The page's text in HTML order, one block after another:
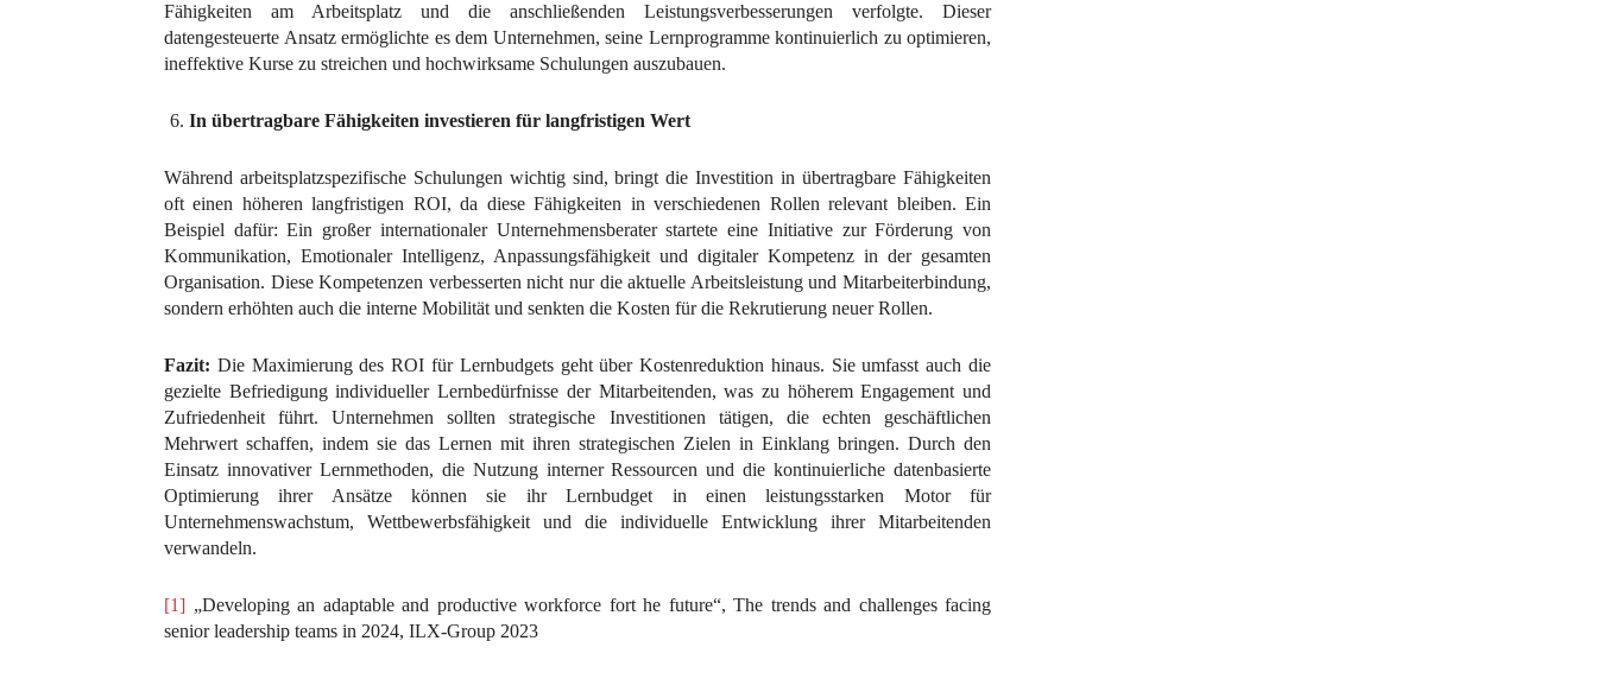
Fähigkeiten am Arbeitsplatz und die anschließenden Leistungsverbesserungen verfolgte. Dieser
datengesteuerte Ansatz ermöglichte es dem Unternehmen, seine Lernprogramme kontinuierlich zu optimieren,
ineffektive Kurse zu streichen und hochwirksame Schulungen auszubauen.
In übertragbare Fähigkeiten investieren für langfristigen Wert
Während arbeitsplatzspezifische Schulungen wichtig sind, bringt die Investition in übertragbare Fähigkeiten
oft einen höheren langfristigen ROI, da diese Fähigkeiten in verschiedenen Rollen relevant bleiben. Ein
Beispiel dafür: Ein großer internationaler Unternehmensberater startete eine Initiative zur Förderung von
Kommunikation, Emotionaler Intelligenz, Anpassungsfähigkeit und digitaler Kompetenz in der gesamten
Organisation. Diese Kompetenzen verbesserten nicht nur die aktuelle Arbeitsleistung und Mitarbeiterbindung,
sondern erhöhten auch die interne Mobilität und senkten die Kosten für die Rekrutierung neuer Rollen.
Fazit: Die Maximierung des ROI für Lernbudgets geht über Kostenreduktion hinaus. Sie umfasst auch die
gezielte Befriedigung individueller Lernbedürfnisse der Mitarbeitenden, was zu höherem Engagement und
Zufriedenheit führt. Unternehmen sollten strategische Investitionen tätigen, die echten geschäftlichen
Mehrwert schaffen, indem sie das Lernen mit ihren strategischen Zielen in Einklang bringen. Durch den
Einsatz innovativer Lernmethoden, die Nutzung interner Ressourcen und die kontinuierliche datenbasierte
Optimierung ihrer Ansätze können sie ihr Lernbudget in einen leistungsstarken Motor für
Unternehmenswachstum, Wettbewerbsfähigkeit und die individuelle Entwicklung ihrer Mitarbeitenden
verwandeln.
[1] „Developing an adaptable and productive workforce fort he future“, The trends and challenges facing
senior leadership teams in 2024, ILX-Group 2023